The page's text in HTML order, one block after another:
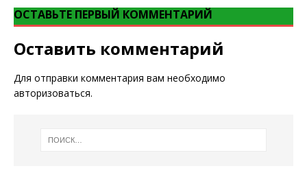
ОСТАВЬТЕ ПЕРВЫЙ КОММЕНТАРИЙ
Оставить комментарий
Для отправки комментария вам необходимо
авторизоваться.